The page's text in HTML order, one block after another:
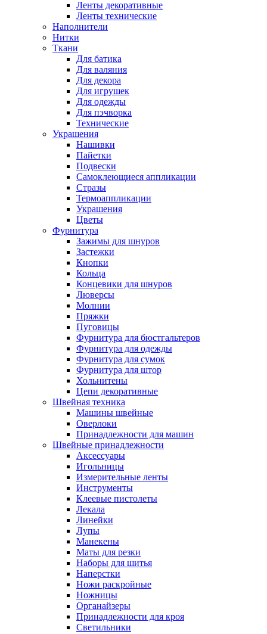
Ленты декоративные
Ленты технические
Наполнители
Нитки
Ткани
Для батика
Для валяния
Для декора
Для игрушек
Для одежды
Для пэчворка
Технические
Украшения
Нашивки
Пайетки
Подвески
Самоклеющиеся аппликации
Стразы
Термоаппликации
Украшения
Цветы
Фурнитура
Зажимы для шнуров
Застежки
Кнопки
Кольца
Концевики для шнуров
Люверсы
Молнии
Пряжки
Пуговицы
Фурнитура для бюстгальтеров
Фурнитура для одежды
Фурнитура для сумок
Фурнитура для штор
Хольнитены
Цепи декоративные
Швейная техника
Машины швейные
Оверлоки
Принадлежности для машин
Швейные принадлежности
Аксессуары
Игольницы
Измерительные ленты
Инструменты
Клеевые пистолеты
Лекала
Линейки
Лупы
Манекены
Маты для резки
Наборы для шитья
Наперстки
Ножи раскройные
Ножницы
Органайзеры
Принадлежности для кроя
Светильники